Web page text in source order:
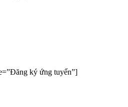
ký ứng tuyển”]